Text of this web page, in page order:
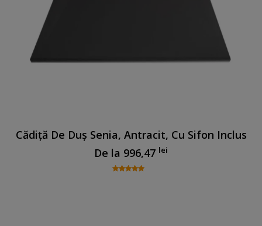
Cădiță De Duș Senia, Antracit, Cu Sifon Inclus
De la 996,47 lei